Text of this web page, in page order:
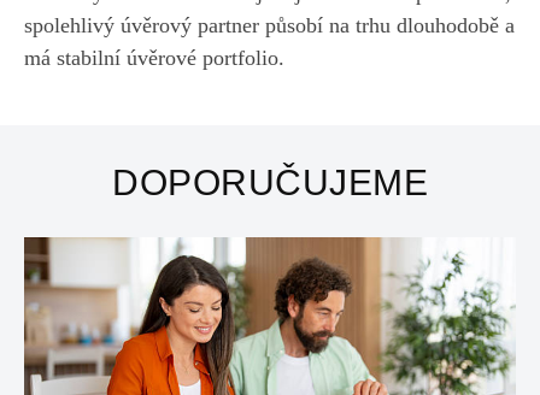
spolehlivý úvěrový partner působí na trhu dlouhodobě a
má stabilní úvěrové portfolio.
DOPORUČUJEME